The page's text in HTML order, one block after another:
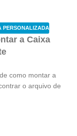
PERSONALIZADA
a Caixa
como montar a
o arquivo de